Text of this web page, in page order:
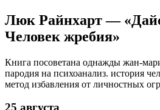
Люк Райнхарт —
Человек жребия»
Книга посоветана однажды жан-
пародия на психоанализ. история
метод избавления от личностных